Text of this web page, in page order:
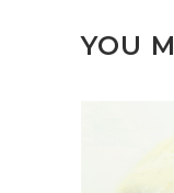
YOU